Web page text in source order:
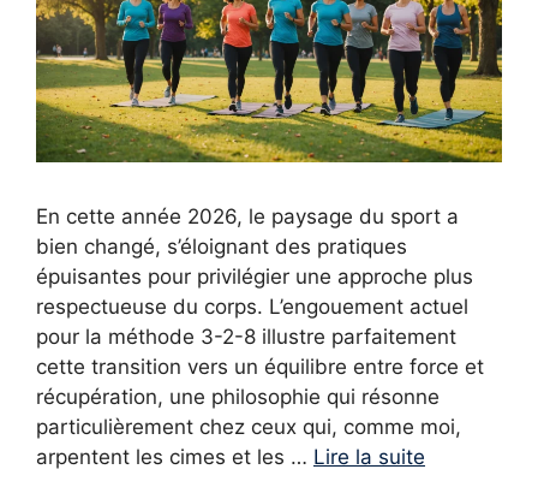
En cette année 2026, le paysage du sport a
bien changé, s’éloignant des pratiques
épuisantes pour privilégier une approche plus
respectueuse du corps. L’engouement actuel
pour la méthode 3-2-8 illustre parfaitement
cette transition vers un équilibre entre force et
récupération, une philosophie qui résonne
particulièrement chez ceux qui, comme moi,
arpentent les cimes et les … Lire la suite